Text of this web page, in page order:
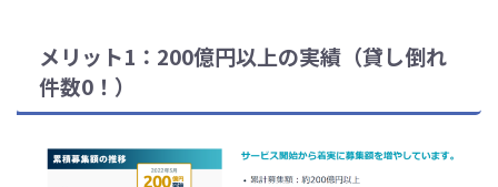
メリット1：200億円以上の実績（貸し倒れ
件数0！）